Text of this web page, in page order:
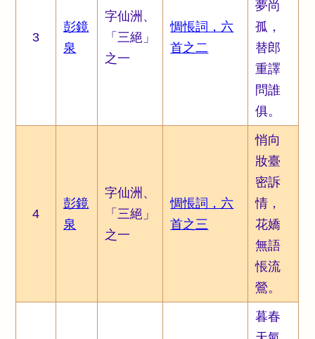
3
彭鏡
泉
字仙洲、
「三絕」
之一
惆悵詞，六
首之二
夢尚
孤，
替郎
重譯
問誰
俱。
4
彭鏡
泉
字仙洲、
「三絕」
之一
惆悵詞，六
首之三
悄向
妝臺
密訴
情，
花嬌
無語
悵流
鶯。
暮春